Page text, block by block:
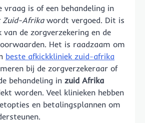
vraag is of een behandeling in
Zuid-Afrikawordt vergoed. Dit is
de zorgverzekering en de
Het is raadzaam om
beste afkickkliniek zuid-afrika
bij de zorgverzekeraar of
behandeling in zuid Afrika
worden. Veel klinieken hebben
en betalingsplannen om